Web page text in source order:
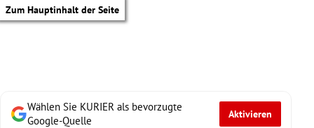
Zum Hauptinhalt der Seite
Wählen Sie KURIER als bevorzugte
Google-Quelle
Aktivieren